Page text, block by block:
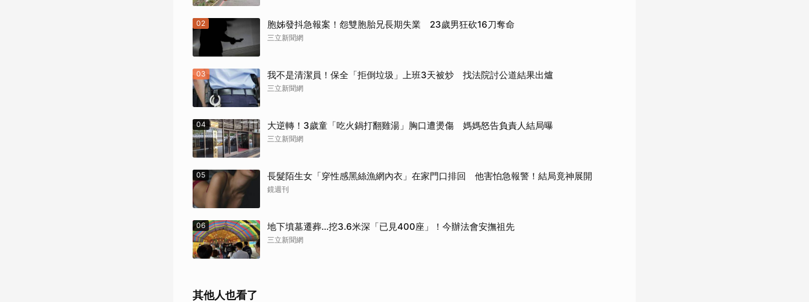
02 胞姊發抖急報案！怨雙胞胎兄長期失業 23歲男狂砍16刀奪命
三立新聞網
03 我不是清潔員！保全「拒倒垃圾」上班3天被炒 找法院討公道結果出爐
三立新聞網
04 大逆轉！3歲童「吃火鍋打翻雞湯」胸口遭燙傷 媽媽怒告負責人結局曝
三立新聞網
05 長髮陌生女「穿性感黑絲漁網內衣」在家門口排回 他害怕急報警！結局竟神展開
鏡週刊
06 地下墳墓遷葬…挖3.6米深「已見400座」！今辦法會安撫祖先
三立新聞網
其他人也看了